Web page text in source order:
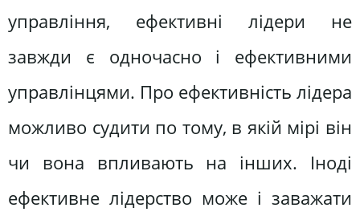
управління, ефективні лідери не
завжди є одночасно і ефективними
управлінцями. Про ефективність лідера
можливо судити по тому, в якій мірі він
чи вона впливають на інших. Іноді
ефективне лідерство може і заважати